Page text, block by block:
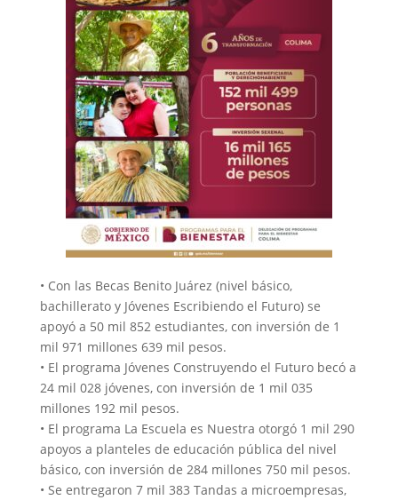
• Con las Becas Benito Juárez (nivel básico,
bachillerato y Jóvenes Escribiendo el Futuro) se
apoyó a 50 mil 852 estudiantes, con inversión de 1
mil 971 millones 639 mil pesos.
• El programa Jóvenes Construyendo el Futuro becó a
24 mil 028 jóvenes, con inversión de 1 mil 035
millones 192 mil pesos.
• El programa La Escuela es Nuestra otorgó 1 mil 290
apoyos a planteles de educación pública del nivel
básico, con inversión de 284 millones 750 mil pesos.
• Se entregaron 7 mil 383 Tandas a microempresas,